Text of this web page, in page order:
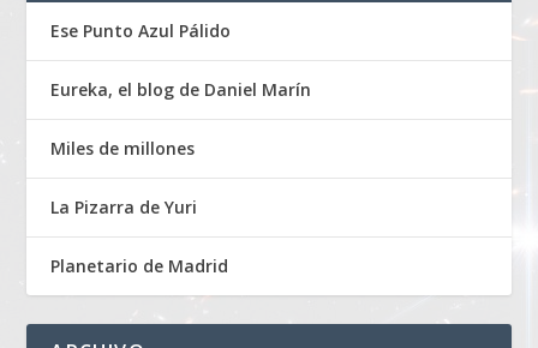
Ese Punto Azul Pálido
Eureka, el blog de Daniel Marín
Miles de millones
La Pizarra de Yuri
Planetario de Madrid